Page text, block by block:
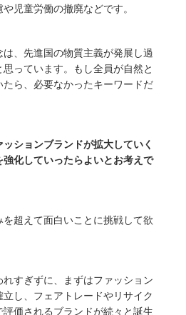
児童労働の撤廃などです。
、先進国の物質主義が発展し過
っています。もし全員が自然と
ら、必要なかったキーワードだ
ションブランドが拡大していく
化していったらよいとお考えで
を超えて面白いことに挑戦して欲
すぎずに、まずはファッション
し、フェアトレードやリサイク
価されるブランドが続々と誕生